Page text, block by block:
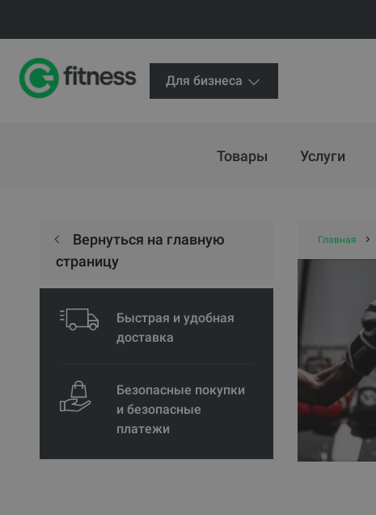
Для бизнеса
Товары Услуги
Вернуться на главную
страницу
Быстрая и удобная
доставка
Безопасные покупки
и безопасные
платежи
Главная